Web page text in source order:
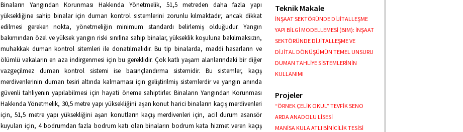
Binaların Yangından Korunması Hakkında Yönetmelik, 51,5 metreden daha fazla yapı
yüksekliğine sahip binalar için duman kontrol sistemlerini zorunlu kılmaktadır, ancak dikkat
edilmesi gereken nokta, yönetmeliğin minimum standardı belirlemiş olduğudur. Yangın
bakımından özel ve yüksek yangın riski sınıfına sahip binalar, yükseklik koşuluna bakılmaksızın,
muhakkak duman kontrol sitemleri ile donatılmalıdır. Bu tip binalarda, maddi hasarların ve
ölümlü vakaların en aza indirgenmesi için bu gereklidir. Çok katlı yaşam alanlarındaki bir diğer
vazgeçilmez duman kontrol sistemi ise basınçlandırma sistemidir. Bu sistemler, kaçış
merdivenlerinin duman tesiri altında kalmaması için geliştirilmiş sistemlerdir ve yangın anında
güvenli tahliyenin yapılabilmesi için hayati öneme sahiptirler. Binaların Yangından Korunması
Hakkında Yönetmelik, 30,5 metre yapı yüksekliğini aşan konut harici binaların kaçış merdivenleri
için, 51,5 metre yapı yüksekliğini aşan konutların kaçış merdivenleri için, acil durum asansör
kuyuları için, 4 bodrumdan fazla bodrum katı olan binaların bodrum kata hizmet veren kaçış
Teknik Makale
İNŞAAT SEKTÖRÜNDE DİJİTALLEŞME
YAPI BİLGİ MODELLEMESİ (BIM): İNŞAAT
SEKTÖRÜNDE DİJİTALLEŞME VE
DİJİTAL DÖNÜŞÜMÜN TEMEL UNSURU
DUMAN TAHLİYE SİSTEMLERİNİN
KULLANIMI
Projeler
“ÖRNEK ÇELİK OKUL” TEVFİK SENO
ARDA ANADOLU LİSESİ
MANİSA KULA ATLI BİNİCİLİK TESİSİ